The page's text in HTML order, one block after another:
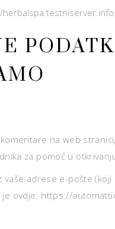
na web
za pomoć u
vaše adrese e-pošte
ovdje: https://